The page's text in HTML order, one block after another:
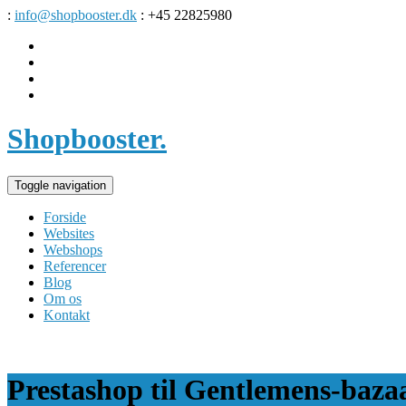
: info@shopbooster.dk : +45 22825980
Shopbooster.
Toggle navigation
Forside
Websites
Webshops
Referencer
Blog
Om os
Kontakt
Prestashop til Gentlemens-